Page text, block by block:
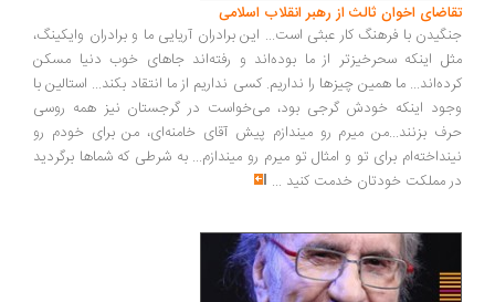
اخوان ثالث از رهبر انقلاب اسلامی
با فرهنگ کار عبثی است... این برادران آریایی ما و برادران وایکینگ،
اینکه سحرخیزتر از ما بوده‌اند و رفته‌اند جاهای خوب دنیا مسکن
ما همین چیزها را نداریم. کسی نداریم از ما انتقاد بکند... استالین با
اینکه خودش گرجی بود، می‌خواست در گرجستان نیز همه روسی
بزنند...من میرم رو میندازم پیش آقای خامنه‌ای، من برای خودم رو
برای تو و امثال تو میرم رو میندازم... به شرطی که شماها برگردید
مملکت خودتان خدمت کنید...